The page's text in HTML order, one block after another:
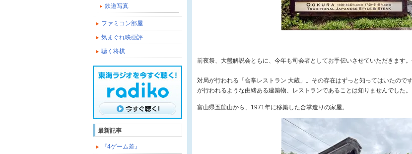
鉄道写真
ファミコン部屋
気まぐれ映画評
聴く将棋
最新記事
『4ゲーム差』
前夜祭、大盤解説会ともに、今年も司会者としてお手伝いさせていただきます。
対局が行われる「合掌レストラン 大蔵」。その存在はずっと知ってはいたので
が行われるような由緒ある建築物、レストランであることは知りませんでした。
富山県五箇山から、1971年に移築した合掌造りの家屋。